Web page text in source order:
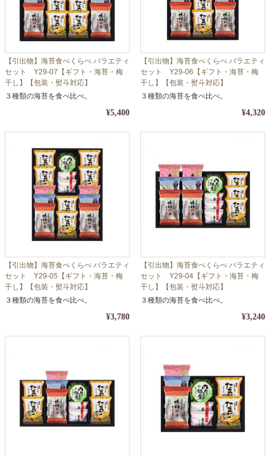
【引出物】海苔食べくらべ バラエティ
セット Y29-07【ギフト・海苔・梅
干し】【包装・熨斗対応】
３種類の海苔を食べ比べ。
¥5,400
【引出物】海苔食べくらべ バラエティ
セット Y29-06【ギフト・海苔・梅
干し】【包装・熨斗対応】
３種類の海苔を食べ比べ。
¥4,320
【引出物】海苔食べくらべ バラエティ
セット Y29-05【ギフト・海苔・梅
干し】【包装・熨斗対応】
３種類の海苔を食べ比べ。
¥3,780
【引出物】海苔食べくらべ バラエティ
セット Y29-04【ギフト・海苔・梅
干し】【包装・熨斗対応】
３種類の海苔を食べ比べ。
¥3,240